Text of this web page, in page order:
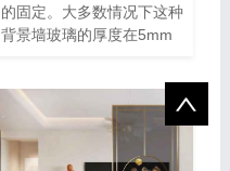
的固定。大多数情况下这种
背景墙玻璃的厚度在5mm